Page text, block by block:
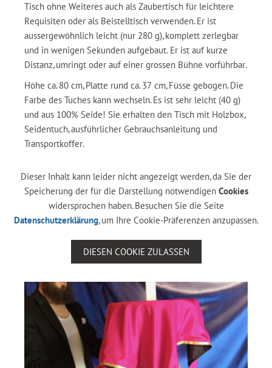
Tisch ohne Weiteres auch als Zaubertisch für leichtere
Requisiten oder als Beistelltisch verwenden. Er ist
aussergewöhnlich leicht (nur 280 g), komplett zerlegbar
und in wenigen Sekunden aufgebaut. Er ist auf kurze
Distanz, umringt oder auf einer grossen Bühne vorführbar.
Höhe ca. 80 cm, Platte rund ca. 37 cm, Füsse gebogen. Die
Farbe des Tuches kann wechseln. Es ist sehr leicht (40 g)
und aus 100% Seide! Sie erhalten den Tisch mit Holzbox,
Seidentuch, ausführlicher Gebrauchsanleitung und
Transportkoffer.
Dieser Inhalt kann leider nicht angezeigt werden, da Sie der
Speicherung der für die Darstellung notwendigen Cookies
widersprochen haben. Besuchen Sie die Seite
Datenschutzerklärung, um Ihre Cookie-Präferenzen anzupassen.
DIESEN COOKIE ZULASSEN